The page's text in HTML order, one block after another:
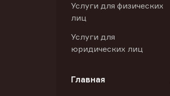
Услуги для физических
лиц
Услуги для
юридических лиц
Главная